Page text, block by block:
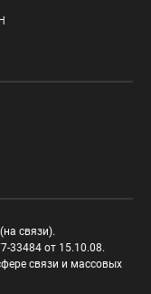
связи).
33484 от 15.10.08.
связи и массовых